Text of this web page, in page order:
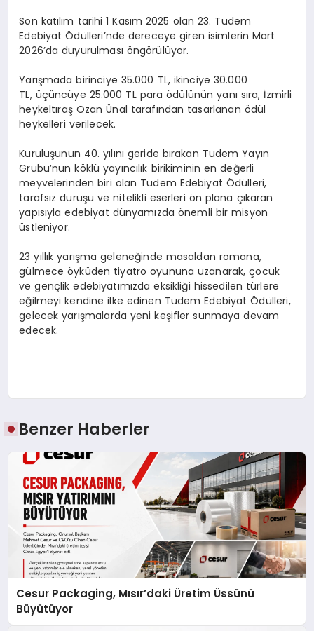
Son katılım tarihi 1 Kasım 2025 olan 23. Tudem
Edebiyat Ödülleri’nde dereceye giren isimlerin Mart
2026’da duyurulması öngörülüyor.
Yarışmada birinciye 35.000 TL, ikinciye 30.000
TL, üçüncüye 25.000 TL para ödülünün yanı sıra, İzmirli
heykeltıraş Ozan Ünal tarafından tasarlanan ödül
heykelleri verilecek.
Kuruluşunun 40. yılını geride bırakan Tudem Yayın
Grubu’nun köklü yayıncılık birikiminin en değerli
meyvelerinden biri olan Tudem Edebiyat Ödülleri,
tarafsız duruşu ve nitelikli eserleri ön plana çıkaran
yapısıyla edebiyat dünyamızda önemli bir misyon
üstleniyor.
23 yıllık yarışma geleneğinde masaldan romana,
gülmece öyküden tiyatro oyununa uzanarak, çocuk
ve gençlik edebiyatımızda eksikliği hissedilen türlere
eğilmeyi kendine ilke edinen Tudem Edebiyat Ödülleri,
gelecek yarışmalarda yeni keşifler sunmaya devam
edecek.
Benzer Haberler
Cesur Packaging, Mısır’daki Üretim Üssünü
Büyütüyor